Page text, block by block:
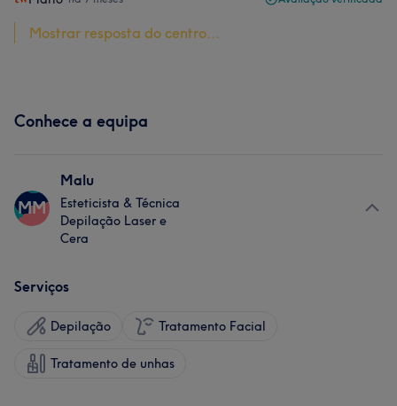
Mostrar resposta do centro...
Conhece a equipa
MM
Malu
Esteticista & Técnica
Depilação Laser e
Cera
Serviços
Depilação Tratamento Facial
Tratamento de unhas